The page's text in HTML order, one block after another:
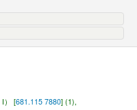
I） [681.115 7880] (1),